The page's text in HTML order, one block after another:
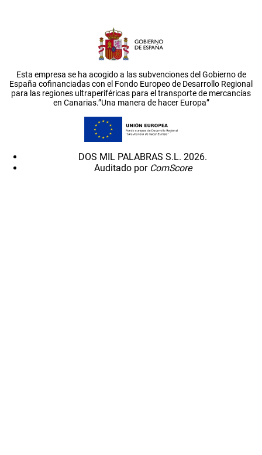
Esta empresa se ha acogido a las subvenciones del Gobierno de
España cofinanciadas con el Fondo Europeo de Desarrollo Regional
para las regiones ultraperiféricas para el transporte de mercancías
en Canarias.”Una manera de hacer Europa”
DOS MIL PALABRAS S.L. 2026.
Auditado por ComScore